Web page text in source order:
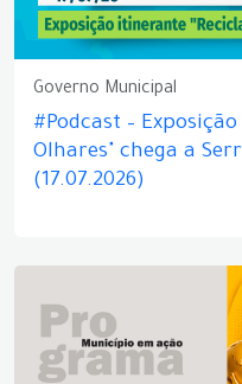
Governo Municipal
#Podcast –
Olhares" chega a
(17.07.2026)